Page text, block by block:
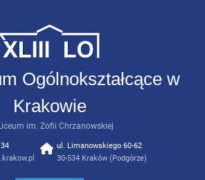
Ogólnokształcące w
Krakowie
im. Zofii Chrzanowskiej
ul. Limanowskiego 60-62
30-534 Kraków (Podgórze)